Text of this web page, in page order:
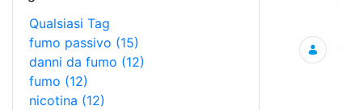
Qualsiasi Tag
fumo passivo (15)
danni da fumo (12)
fumo (12)
nicotina (12)